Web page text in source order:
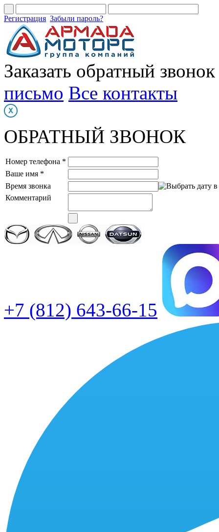
Регистрация Забыли пароль?
Заказать обратный звонок
письмо Все контакты
ОБРАТНЫЙ ЗВОНОК
Номер телефона *
Ваше имя *
Время звонка
Комментарий
+7 (812) 643-66-15